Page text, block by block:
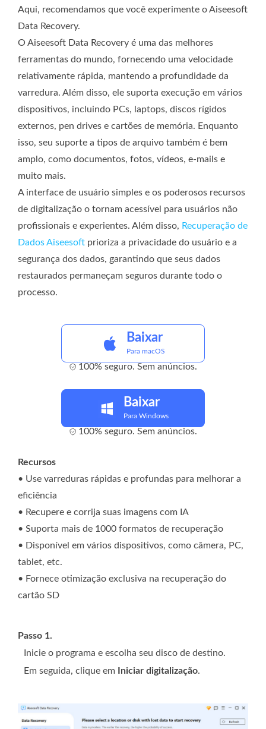
Aqui, recomendamos que você experimente o Aiseesoft
Data Recovery.
O Aiseesoft Data Recovery é uma das melhores
ferramentas do mundo, fornecendo uma velocidade
relativamente rápida, mantendo a profundidade da
varredura. Além disso, ele suporta execução em vários
dispositivos, incluindo PCs, laptops, discos rígidos
externos, pen drives e cartões de memória. Enquanto
isso, seu suporte a tipos de arquivo também é bem
amplo, como documentos, fotos, vídeos, e-mails e
muito mais.
A interface de usuário simples e os poderosos recursos
de digitalização o tornam acessível para usuários não
profissionais e experientes. Além disso, Recuperação de
Dados Aiseesoft prioriza a privacidade do usuário e a
segurança dos dados, garantindo que seus dados
restaurados permaneçam seguros durante todo o
processo.
Baixar
Para macOS
100% seguro. Sem anúncios.
Baixar
Para Windows
100% seguro. Sem anúncios.
Recursos
• Use varreduras rápidas e profundas para melhorar a
eficiência
• Recupere e corrija suas imagens com IA
• Suporta mais de 1000 formatos de recuperação
• Disponível em vários dispositivos, como câmera, PC,
tablet, etc.
• Fornece otimização exclusiva na recuperação do
cartão SD
Passo 1.
Inicie o programa e escolha seu disco de destino.
Em seguida, clique em
Iniciar digitalização.